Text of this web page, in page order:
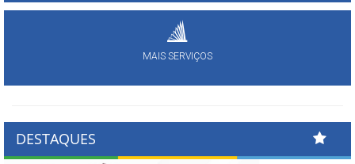
MAIS SERVIÇOS
DESTAQUES